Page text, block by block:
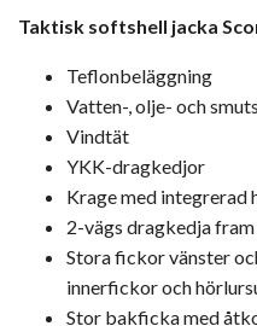
Taktisk softshell jacka
Teflonbeläggning
Vatten-, olje- och
Vindtät
YKK-dragkedjor
Krage med integrerad
2-vägs dragkedja
Stora fickor vänster
innerfickor och
Stor bakficka med